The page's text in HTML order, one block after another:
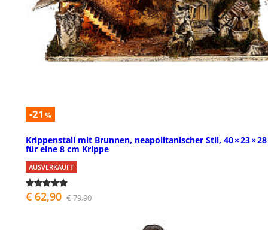
-21 %
Krippenstall mit Brunnen, neapolitanischer Stil, 40 × 23 × 28
für eine 8 cm Krippe
AUSVERKAUFT
€ 62,90 € 79,90